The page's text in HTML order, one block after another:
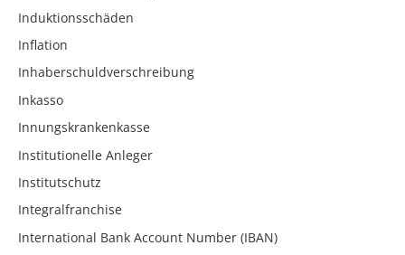
Induktionsschäden
Inflation
Inhaberschuldverschreibung
Inkasso
Innungskrankenkasse
Institutionelle Anleger
Institutschutz
Integralfranchise
International Bank Account Number (IBAN)